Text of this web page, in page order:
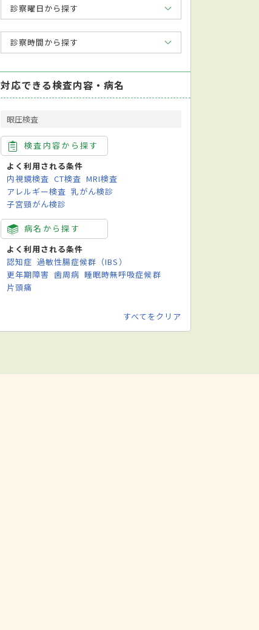
診察曜日から探す
診察時間から探す
対応できる検査内容・病名
眼圧検査
検査内容から探す
よく利用される条件
内視鏡検査 CT検査 MRI検査
アレルギー検査 乳がん検診
子宮頸がん検診
病名から探す
よく利用される条件
認知症 過敏性腸症候群（IBS）
更年期障害 歯周病 睡眠時無呼吸症候群
片頭痛
すべてをクリア